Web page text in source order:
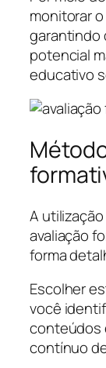
monitorar
garantindo
potencial
educativo
A
avaliação
forma
Escolher
você
conteúdos
contínuo